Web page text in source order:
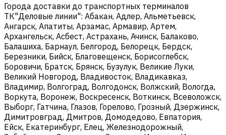
Города доставки до транспортных терминалов
ТК"Деловые линии": Абакан, Адлер, Альметьевск,
Ангарск, Апатиты, Арзамас, Армавир, Артем,
Архангельск, Асбест, Астрахань, Ачинск, Балаково,
Балашиха, Барнаул, Белгород, Белорецк, Бердск,
Березники, Бийск, Благовещенск, Борисоглебск,
Боровичи, Братск, Брянск, Бузулук, Великие Луки,
Великий Новгород, Владивосток, Владикавказ,
Владимир, Волгоград, Волгодонск, Волжский, Вологда,
Воркута, Воронеж, Воскресенск, Воткинск, Всеволожск,
Выборг, Гатчина, Глазов, Горелово, Грозный, Дзержинск,
Димитровград, Дмитров, Домодедово, Евпатория,
Ейск, Екатеринбург, Елец, Железнодорожный,